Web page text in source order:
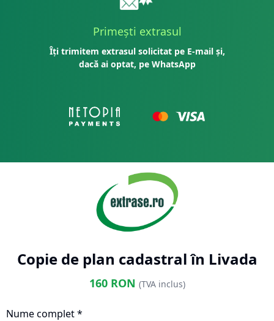
Primești extrasul
Îți trimitem extrasul solicitat pe E-mail și,
dacă ai optat, pe WhatsApp
Copie de plan cadastral în Livada
160RON (TVA inclus)
Nume complet *